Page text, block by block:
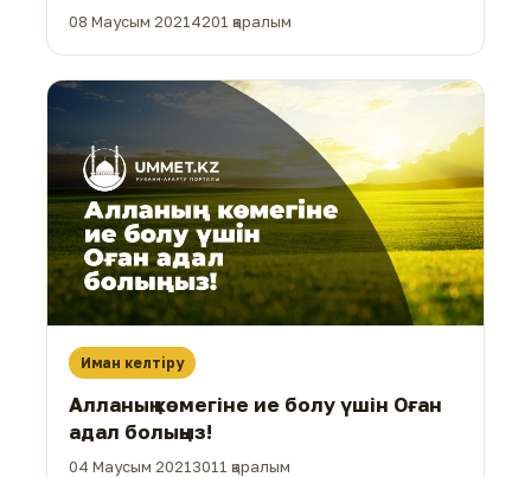
08 Маусым 2021 4201 қаралым
Иман келтіру
Алланың көмегіне ие болу үшін Оған
адал болыңыз!
04 Маусым 2021 3011 қаралым